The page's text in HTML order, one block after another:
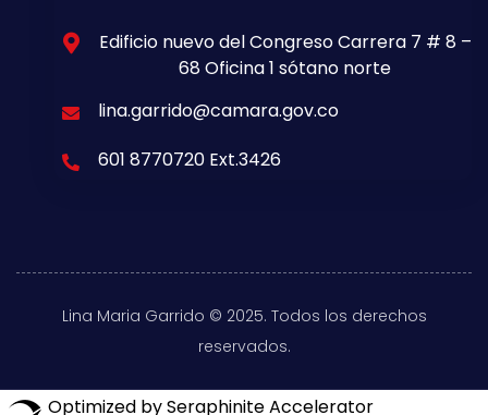
Edificio nuevo del Congreso Carrera 7 # 8 –
68 Oficina 1 sótano norte
lina.garrido@camara.gov.co
601 8770720 Ext.3426
Lina Maria Garrido © 2025. Todos los derechos
reservados.
Optimized by Seraphinite Accelerator